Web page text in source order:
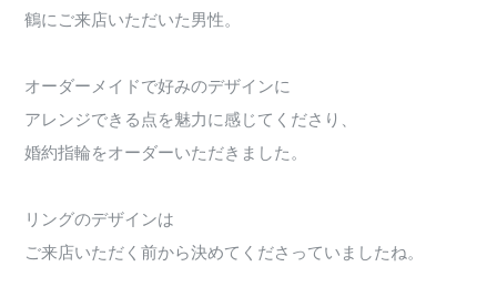
鶴にご来店いただいた男性。
オーダーメイドで好みのデザインに
アレンジできる点を魅力に感じてくださり、
婚約指輪をオーダーいただきました。
リングのデザインは
ご来店いただく前から決めてくださっていましたね。